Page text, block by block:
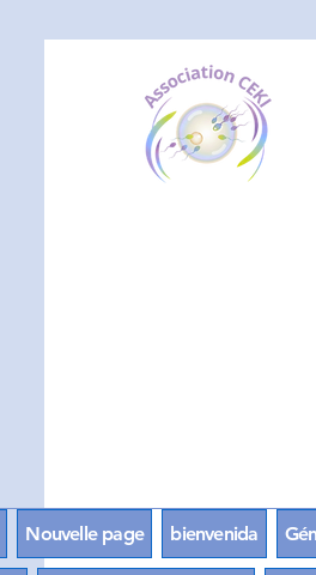
Nouvelle page bienvenida